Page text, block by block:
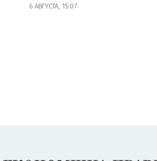
6 АВГУСТА, 15:07